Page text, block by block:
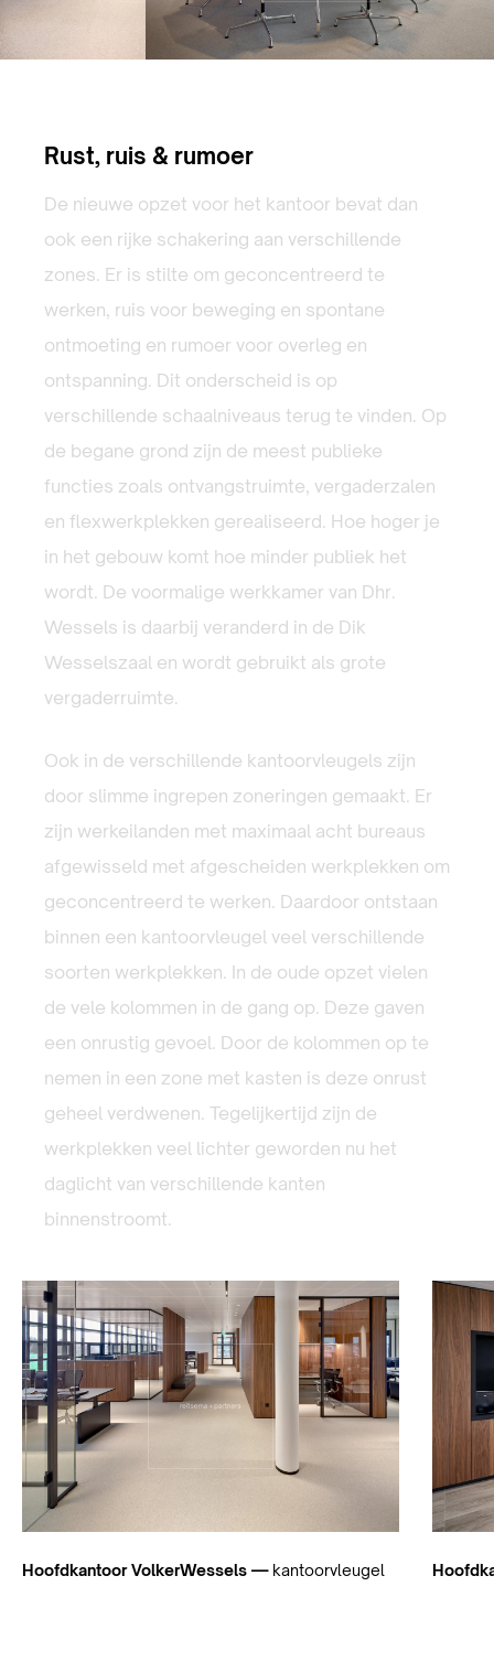
Rust, ruis & rumoer
De nieuwe opzet voor het kantoor bevat dan
ook een rijke schakering aan verschillende
zones. Er is stilte om geconcentreerd te
werken, ruis voor beweging en spontane
ontmoeting en rumoer voor overleg en
ontspanning. Dit onderscheid is op
verschillende schaalniveaus terug te vinden. Op
de begane grond zijn de meest publieke
functies zoals ontvangstruimte, vergaderzalen
en flexwerkplekken gerealiseerd. Hoe hoger je
in het gebouw komt hoe minder publiek het
wordt. De voormalige werkkamer van Dhr.
Wessels is daarbij veranderd in de Dik
Wesselszaal en wordt gebruikt als grote
vergaderruimte.
Ook in de verschillende kantoorvleugels zijn
door slimme ingrepen zoneringen gemaakt. Er
zijn werkeilanden met maximaal acht bureaus
afgewisseld met afgescheiden werkplekken om
geconcentreerd te werken. Daardoor ontstaan
binnen een kantoorvleugel veel verschillende
soorten werkplekken. In de oude opzet vielen
de vele kolommen in de gang op. Deze gaven
een onrustig gevoel. Door de kolommen op te
nemen in een zone met kasten is deze onrust
geheel verdwenen. Tegelijkertijd zijn de
werkplekken veel lichter geworden nu het
daglicht van verschillende kanten
binnenstroomt.
Hoofdkantoor VolkerWessels —kantoorvleugel